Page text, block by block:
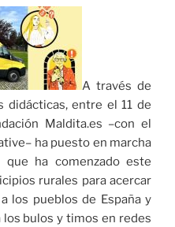
A través de
didácticas, entre el 11 de
Maldita.es –con el
ha puesto en marcha
que ha comenzado este
rurales para acercar
los pueblos de España y
bulos y timos en redes